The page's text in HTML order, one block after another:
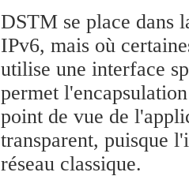
DSTM se place dans
IPv6, mais où
utilise une interface
permet
point de vue de
transparent, puisque
réseau classique.